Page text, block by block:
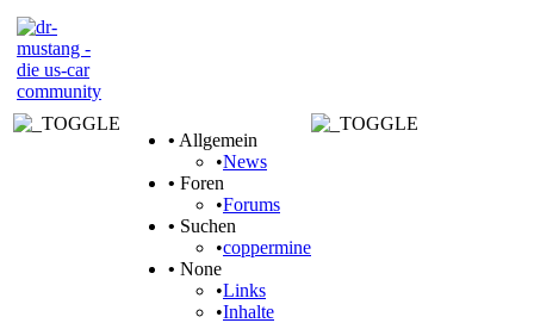
• Allgemein
•News
• Foren
•Forums
• Suchen
•coppermine
• None
•Links
•Inhalte